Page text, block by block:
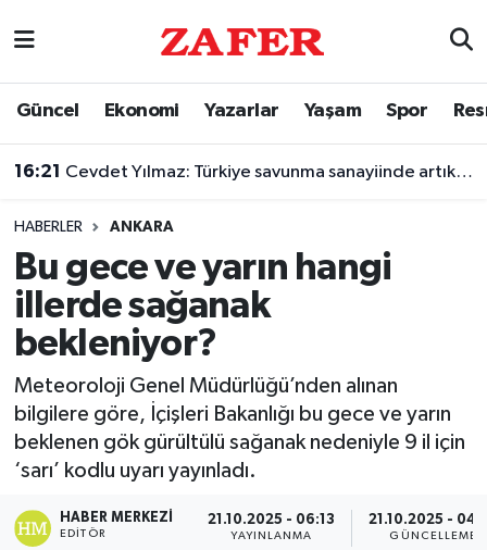
Güncel Ekonomi Yazarlar Yaşam Spor
16:21 Cevdet Yılmaz: Türkiye savunma sanayiinde artık küresel bir oyuncu
HABERLER ANKARA
Bu gece ve yarın hangi
illerde sağanak
bekleniyor?
Meteoroloji Genel Müdürlüğü’nden alınan
bilgilere göre, İçişleri Bakanlığı bu gece ve yarın
beklenen gök gürültülü sağanak nedeniyle 9 il için
‘sarı’ kodlu uyarı yayınladı.
HABER MERKEZI
EDITÖR
21.10.2025 - 06:13
YAYINLANMA
21.10.2025 -
GÜNCELLEME
Nöbetçi Eczaneler
Süper Lig Puan Durumu ve Fikstür
Tüm Manşetler
Son Dakika Haberleri
Haber Arşivi